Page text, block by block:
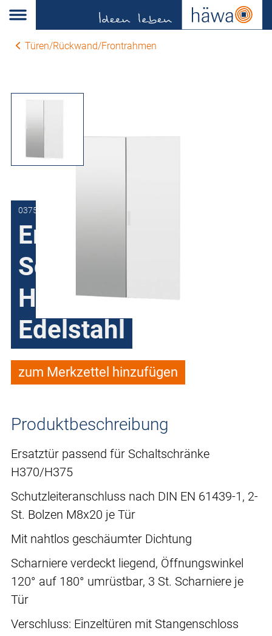
Türen/Rückwand/Frontrahmen
0375-1016-01-90
Ersatztür
Schaltschrank
H370/H375
Edelstahl
zum Merkzettel hinzufügen
Produktbeschreibung
Ersatztür passend für Schaltschränke
H370/H375
Schutzleiteranschluss nach DIN EN 61439-1, 2-
St. Bolzen M8x20 je Tür
Mit nahtlos geschäumter Dichtung
Scharniere verdeckt liegend, Öffnungswinkel
120° auf 180° umrüstbar, 3 St. Scharniere je
Tür
Verschluss: Einzeltüren mit Stangenschloss